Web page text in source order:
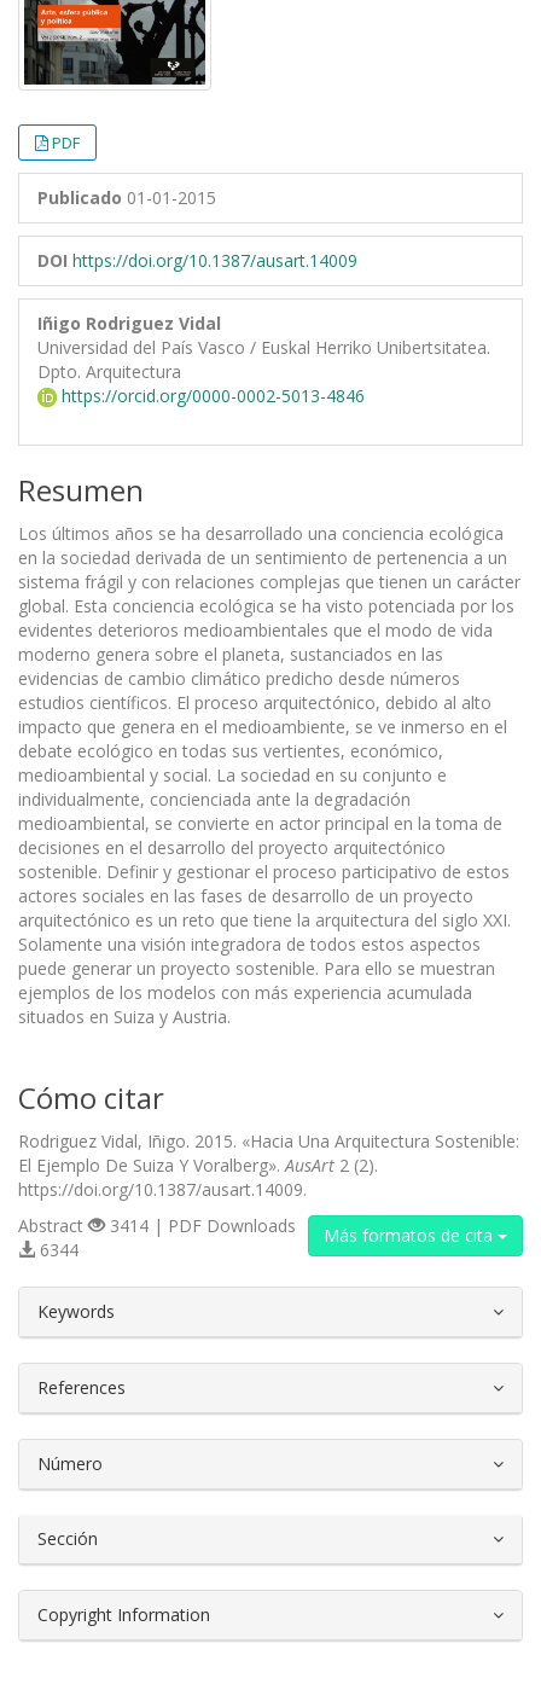
PDF
Publicado 01-01-2015
DOI https://doi.org/10.1387/ausart.14009
Iñigo Rodriguez Vidal
Universidad del País Vasco / Euskal Herriko Unibertsitatea.
Dpto. Arquitectura
https://orcid.org/0000-0002-5013-4846
Resumen
Los últimos años se ha desarrollado una conciencia ecológica
en la sociedad derivada de un sentimiento de pertenencia a un
sistema frágil y con relaciones complejas que tienen un carácter
global. Esta conciencia ecológica se ha visto potenciada por los
evidentes deterioros medioambientales que el modo de vida
moderno genera sobre el planeta, sustanciados en las
evidencias de cambio climático predicho desde números
estudios científicos. El proceso arqui­tectónico, debido al alto
impacto que genera en el medioambiente, se ve inmerso en el
debate ecológico en todas sus vertientes, económico,
medioambiental y social. La sociedad en su conjunto e
individualmente, concienciada ante la degradación
medioambiental, se convierte en actor principal en la toma de
decisiones en el desarrollo del proyecto arquitectónico
sostenible. Definir y gestionar el proceso participativo de estos
actores sociales en las fases de desarrollo de un proyecto
arquitectónico es un reto que tiene la arqui­tectura del siglo XXI.
Solamente una visión integradora de todos estos aspectos
puede generar un proyecto sostenible. Para ello se muestran
ejemplos de los modelos con más experiencia acumulada
situados en Suiza y Austria.
Cómo citar
Rodriguez Vidal, Iñigo. 2015. «Hacia Una Arquitectura Sostenible:
El Ejemplo De Suiza Y Voralberg». AusArt 2 (2).
https://doi.org/10.1387/ausart.14009.
Más formatos de cita
Abstract
3414 | PDF Downloads
6344
Keywords
References
Número
Sección
Copyright Information